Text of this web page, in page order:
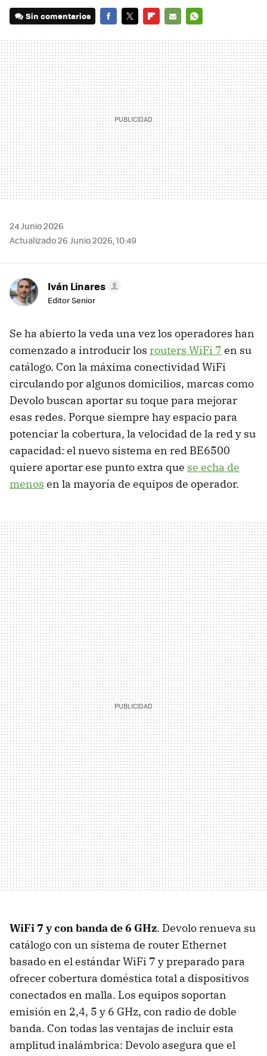
Sin comentarios
MAIL
24 Junio 2026
Actualizado 26 Junio 2026, 10:49
Iván Linares
Editor Senior
Se ha abierto la veda una vez los operadores han
comenzado a introducir los routers WiFi 7 en su
catálogo. Con la máxima conectividad WiFi
circulando por algunos domicilios, marcas como
Devolo buscan aportar su toque para mejorar
esas redes. Porque siempre hay espacio para
potenciar la cobertura, la velocidad de la red y su
capacidad: el nuevo sistema en red BE6500
quiere aportar ese punto extra que se echa de
menos en la mayoría de equipos de operador.
WiFi 7 y con banda de 6 GHz. Devolo renueva su
catálogo con un sistema de router Ethernet
basado en el estándar WiFi 7 y preparado para
ofrecer cobertura doméstica total a dispositivos
conectados en malla. Los equipos soportan
emisión en 2,4, 5 y 6 GHz, con radio de doble
banda. Con todas las ventajas de incluir esta
amplitud inalámbrica: Devolo asegura que el